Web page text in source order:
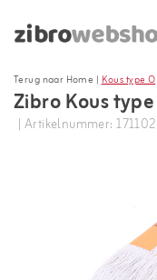
Terug naar Home |Kous type O
Zibro Kous
| Artikelnummer: